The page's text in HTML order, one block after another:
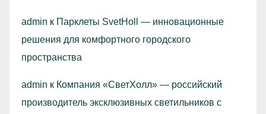
admin к Парклеты SvetHoll — инновационные
решения для комфортного городского
пространства
admin к Компания «СветХолл» — российский
производитель эксклюзивных светильников с